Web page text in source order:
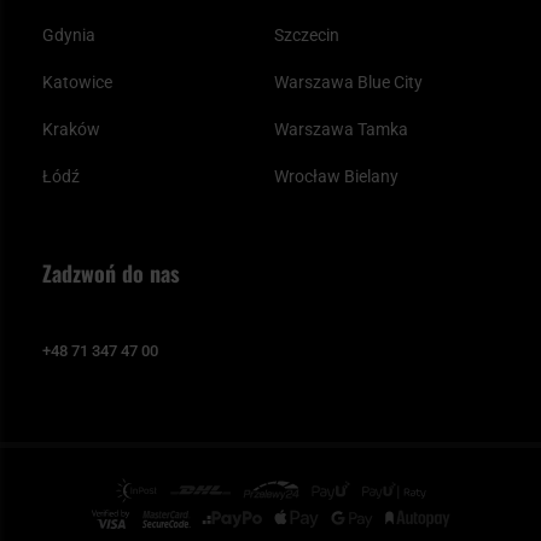
Gdynia
Katowice
Kraków
Łódź
Szczecin
Warszawa Blue City
Warszawa Tamka
Wrocław Bielany
Zadzwoń do nas
+48 71 347 47 00